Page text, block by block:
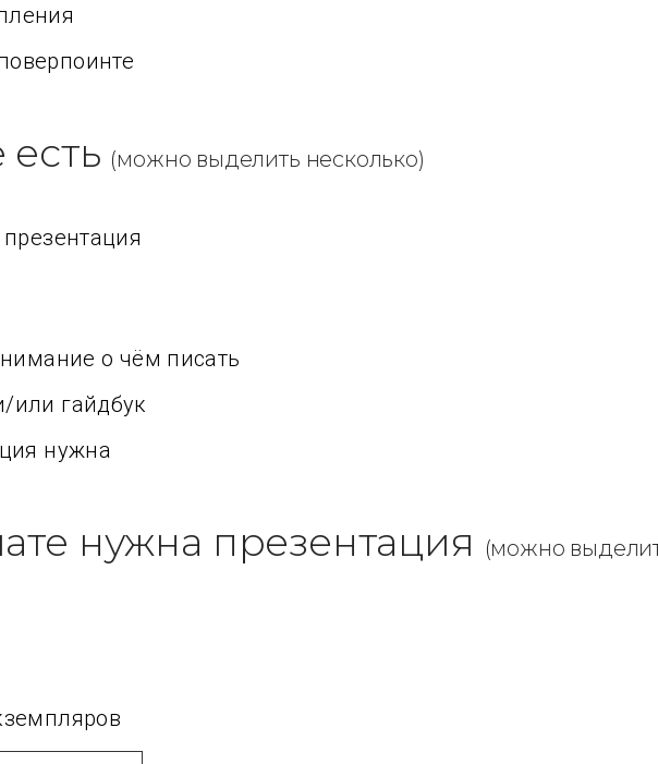
(можно выделить несколько)
о чём писать
или гайдбук
нужна
нужна презентация (можно